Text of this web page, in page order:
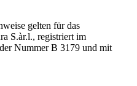
gelten für das
S.àr.l., registriert im
Nummer B 3179 und mit